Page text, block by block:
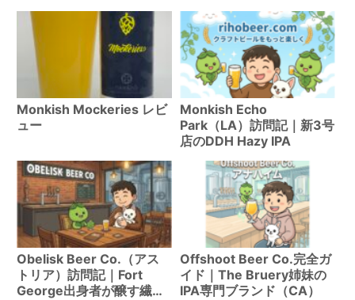
Monkish Mockeries レビ
ュー
Monkish Echo
Park（LA）訪問記｜新3号
店のDDH Hazy IPA
Obelisk Beer Co.（アス
トリア）訪問記｜Fort
George出身者が醸す繊細
Offshoot Beer Co.完全ガ
イド｜The Bruery姉妹の
IPA専門ブランド（CA）